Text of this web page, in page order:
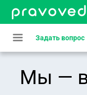
Задать вопрос
Мы —